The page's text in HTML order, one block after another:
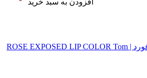
رژلب ROSE EXP تام فورد | ROSE EXPOSED LIP COLOR Tom